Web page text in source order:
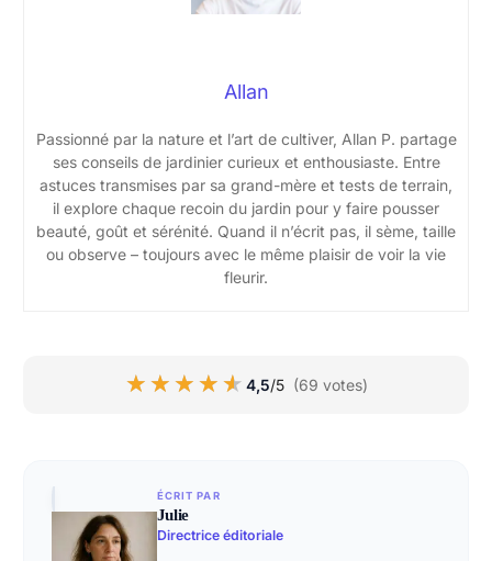
Allan
Passionné par la nature et l’art de cultiver, Allan P. partage
ses conseils de jardinier curieux et enthousiaste. Entre
astuces transmises par sa grand-mère et tests de terrain,
il explore chaque recoin du jardin pour y faire pousser
beauté, goût et sérénité. Quand il n’écrit pas, il sème, taille
ou observe – toujours avec le même plaisir de voir la vie
fleurir.
★★★★★
★★★★★ 4,5/5 (69 votes)
ÉCRIT PAR
Julie
Directrice éditoriale